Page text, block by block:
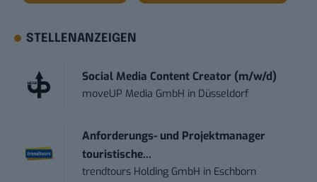
STELLENANZEIGEN
Social Media Content Creator (m/w/d)
moveUP Media GmbH in Düsseldorf
Anforderungs- und Projektmanager
touristische...
trendtours Holding GmbH in Eschborn